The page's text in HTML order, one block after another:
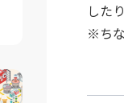
した
※ち